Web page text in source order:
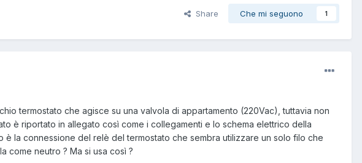
Share Che mi seguono 1
termostato che agisce su una valvola di appartamento (220Vac), tuttavia non
è riportato in allegato così come i collegamenti e lo schema elettrico della
la connessione del relè del termostato che sembra utilizzare un solo filo che
come neutro ? Ma si usa così ?